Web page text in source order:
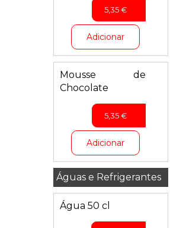
5,35€
Adicionar
Mousse de
Chocolate
5,35€
Adicionar
Águas e Refrigerantes
Água 50 cl